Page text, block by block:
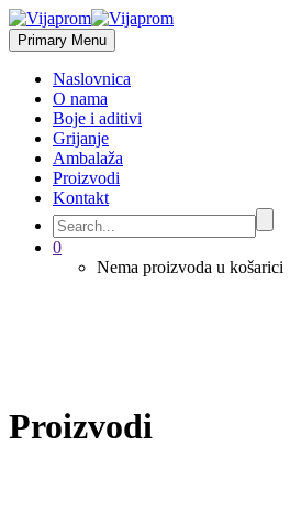
Primary Menu
Naslovnica
O nama
Boje i aditivi
Grijanje
Ambalaža
Proizvodi
Kontakt
0
Nema proizvoda u košarici
Proizvodi